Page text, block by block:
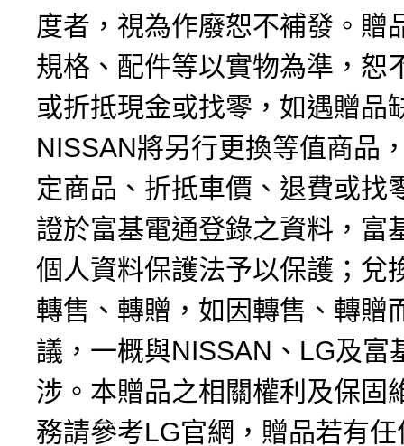
度者，視為作廢恕不補發。贈
規格、配件等以實物為準，恕
或折抵現金或找零，如遇贈品
NISSAN將另行更換等值商品
定商品、折抵車價、退費或找
證於富基電通登錄之資料，富
個人資料保護法予以保護；兌
轉售、轉贈，如因轉售、轉贈
議，一概與NISSAN、LG及富
涉。本贈品之相關權利及保固
務請參考LG官網，贈品若有